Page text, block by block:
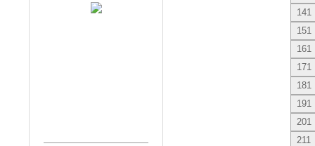
141
151
161
171
181
191
201
211